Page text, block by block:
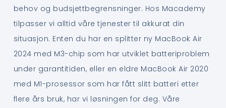
behov og budsjettbegrensninger. Hos Macademy
tilpasser vi alltid våre tjenester til akkurat din
situasjon. Enten du har en splitter ny MacBook Air
2024 med M3-chip som har utviklet batteriproblem
under garantitiden, eller en eldre MacBook Air 2020
med M1-prosessor som har fått slitt batteri etter
flere års bruk, har vi løsningen for deg. Våre